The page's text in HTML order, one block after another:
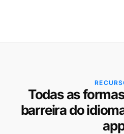
Todas as
barreira do